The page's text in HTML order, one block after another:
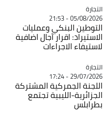
Catégorie
التجارة
05/08/2026 - 21:53
التوطين البنكي وعمليات
الاستيراد: اقرار آجال اضافية
لاستيفاء الاجراءات
Catégorie
التجارة
29/07/2026 - 17:24
اللجنة الجمركية المشتركة
الجزائرية-الليبية تجتمع
بطرابلس